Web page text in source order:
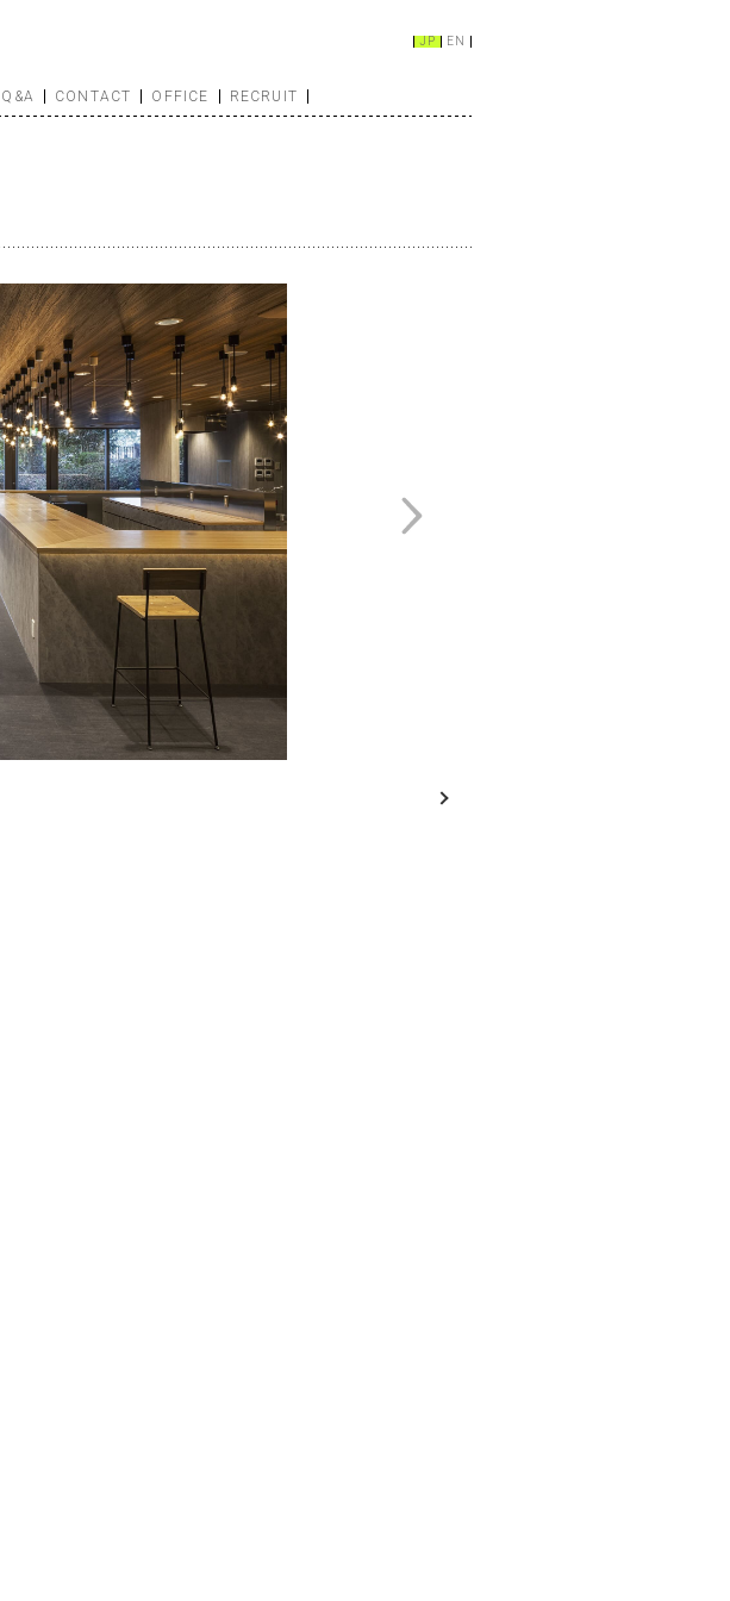
Q&A CONTACT OFFICE RECRUIT
EN
JP